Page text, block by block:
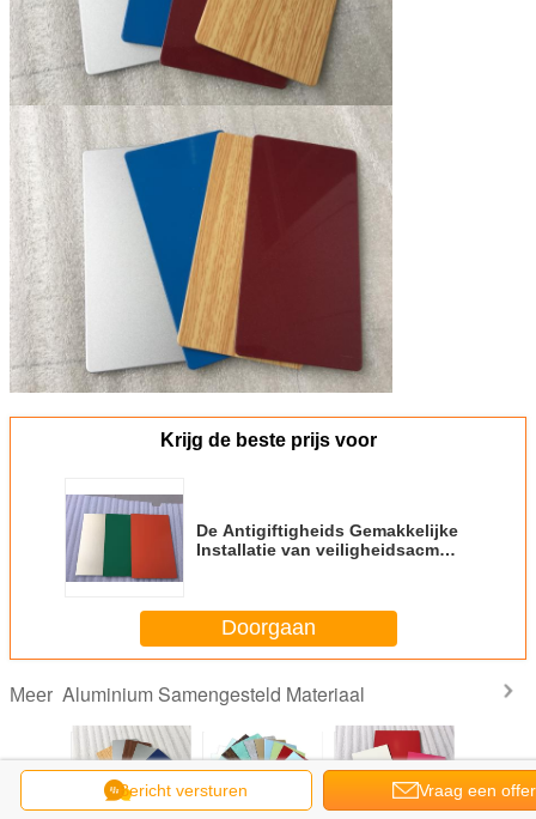
Krijg de beste prijs voor
De Antigiftigheids Gemakkelijke
Installatie van veiligheidsacm
Doorgaan
Meer Aluminium Samengesteld Materiaal
Bericht versturen Vraag een